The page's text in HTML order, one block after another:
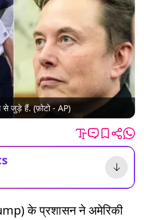
से जुड़े हैं. (फ़ोटो - AP)
के प्रशासन ने अमेरिकी